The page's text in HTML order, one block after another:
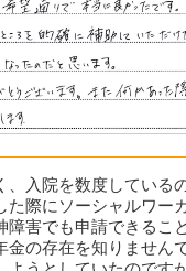
、入院を数度している
た際にソーシャルワー
障害でも申請できるこ
金の存在を知りません